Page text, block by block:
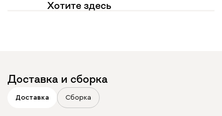
Хотите здесь
Доставка и сборка
Доставка Сборка